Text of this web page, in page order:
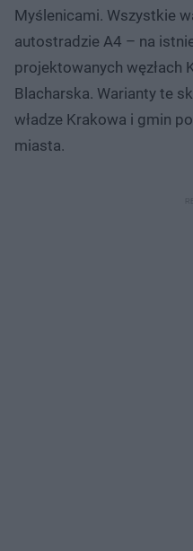
Myślenicami. Wszystkie
autostradzie A4 – na
projektowanych węzłach
Blacharska. Warianty te
władze Krakowa i gmin
miasta.